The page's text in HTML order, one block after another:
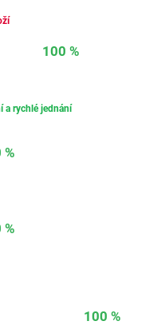
100 %
a rychlé jednání
%
%
100 %